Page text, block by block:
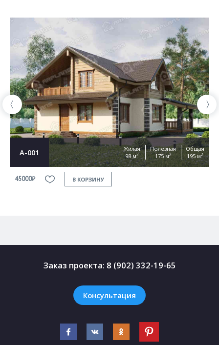
А-001
Жилая
98 м2
Полезная
175 м2
Общая
195 м2
45000₽ В КОРЗИНУ
Заказ проекта: 8 (902) 332-19-65
Консультация